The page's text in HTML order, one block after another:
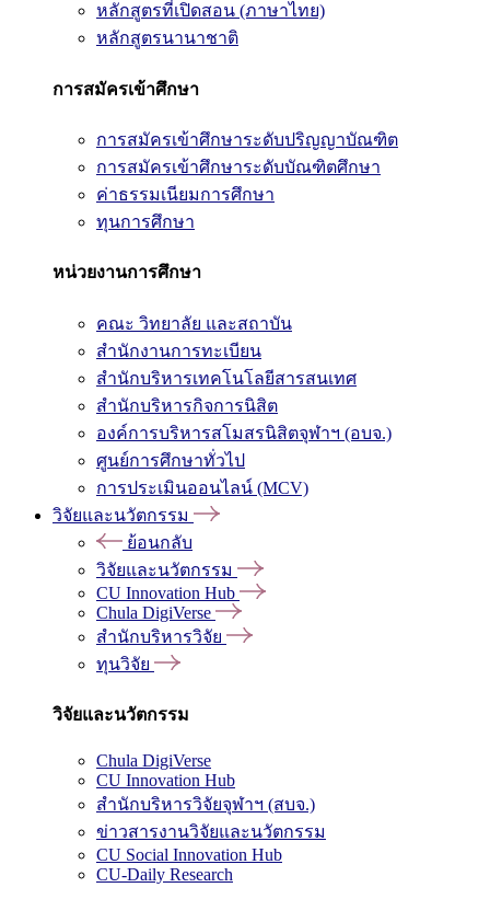
หลักสูตรที่เปิดสอน (ภาษาไทย)
หลักสูตรนานาชาติ
การสมัครเข้าศึกษา
การสมัครเข้าศึกษาระดับปริญญาบัณฑิต
การสมัครเข้าศึกษาระดับบัณฑิตศึกษา
ค่าธรรมเนียมการศึกษา
ทุนการศึกษา
หน่วยงานการศึกษา
คณะ วิทยาลัย และสถาบัน
สำนักงานการทะเบียน
สำนักบริหารเทคโนโลยีสารสนเทศ
สำนักบริหารกิจการนิสิต
องค์การบริหารสโมสรนิสิตจุฬาฯ (อบจ.)
ศูนย์การศึกษาทั่วไป
การประเมินออนไลน์ (MCV)
วิจัยและนวัตกรรม
ย้อนกลับ
วิจัยและนวัตกรรม
CU Innovation Hub
Chula DigiVerse
สำนักบริหารวิจัย
ทุนวิจัย
วิจัยและนวัตกรรม
Chula DigiVerse
CU Innovation Hub
สำนักบริหารวิจัยจุฬาฯ (สบจ.)
ข่าวสารงานวิจัยและนวัตกรรม
CU Social Innovation Hub
CU-Daily Research